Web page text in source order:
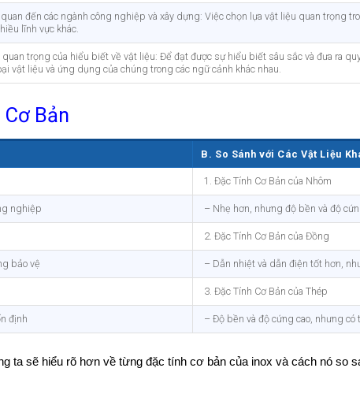
đến các ngành công nghiệp và xây dựng: Việc chọn lựa vật liệu quan trọng
lĩnh vực khác.
quan trọng của hiểu biết về vật liệu: Để đạt được sự hiểu biết sâu sắc và đưa ra
vật liệu và ứng dụng của chúng trong các ngữ cảnh khác nhau.
Bản
B. So Sánh với Các Vật Liệu
1. Đặc Tính Cơ Bản của Nhôm
nghiệp – Nhẹ hơn, nhưng độ bền và độ
2. Đặc Tính Cơ Bản của Đồng
bảo vệ – Dẫn nhiệt và dẫn điện tốt hơn,
3. Đặc Tính Cơ Bản của Thép
định – Độ bền và độ cứng cao, nhưng có
ta sẽ hiểu rõ hơn về từng đặc tính cơ bản của inox và cách nó so